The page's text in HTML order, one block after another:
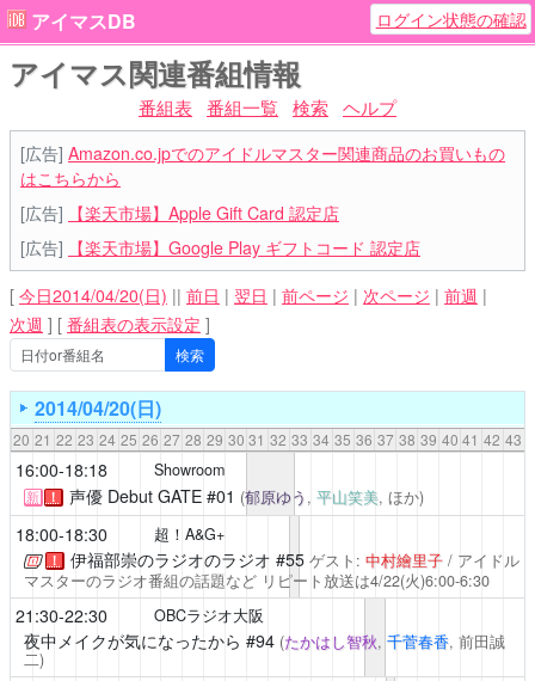
アイマスDB ログイン状態の確認
アイマス関連番組情報
番組表 番組一覧 検索 ヘルプ
[広告] Amazon.co.jpでのアイドルマスター関連商品のお買いもの
はこちらから
[広告]
【楽天市場】Apple Gift Card 認定店
[広告]
【楽天市場】Google Play ギフトコード 認定店
[ 今日2014/04/20(日) || 前日 | 翌日 | 前ページ | 次ページ | 前週 |
次週 ] [ 番組表の表示設定 ]
2014/04/20(日)
20 21 22 23 24 25 26 27 28 29 30 31 32 33 34 35 36 37 38 39 40 41 42 43
16:00-18:18 Showroom
新 ！ 声優 Debut GATE#01 (郁原ゆう , 平山笑美, ほか)
18:00-18:30 超！A&G+
！ 伊福部崇のラジオのラジオ #55 ゲスト: 中村繪里子/ アイドル
マスターのラジオ番組の話題など リピート放送は4/22(火)6:00-6:30
21:30-22:30 OBCラジオ大阪
夜中メイクが気になったから #94 (たかはし智秋, 千菅春香, 前田誠
二)